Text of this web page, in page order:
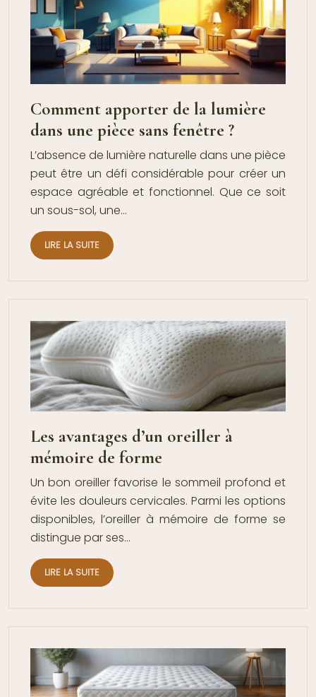
Comment apporter de la lumière
dans une pièce sans fenêtre ?
L’absence de lumière naturelle dans une pièce
peut être un défi considérable pour créer un
espace agréable et fonctionnel. Que ce soit
un sous-sol, une…
LIRE LA SUITE
Les avantages d’un oreiller à
mémoire de forme
Un bon oreiller favorise le sommeil profond et
évite les douleurs cervicales. Parmi les options
disponibles, l’oreiller à mémoire de forme se
distingue par ses…
LIRE LA SUITE